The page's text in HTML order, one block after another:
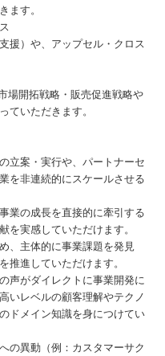
ます。
援）や、アップセル・クロス
場開拓戦略・販売促進戦略や
ていただきます。
立案・実行や、パートナーセ
を非連続的にスケールさせる
業の成長を直接的に牽引する
を実感していただけます。
、主体的に事業課題を発見
推進していただけます。
声がダイレクトに事業開発に
いレベルの顧客理解やテクノ
ドメイン知識を身につけてい
の異動（例：カスタマーサク